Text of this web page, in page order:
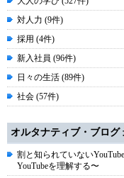
対人力 (9件)
採用 (4件)
新入社員 (96件)
日々の生活 (89件)
社会 (57件)
オルタナティブ・ブログ
割と知られていない
YouTubeを理解する〜